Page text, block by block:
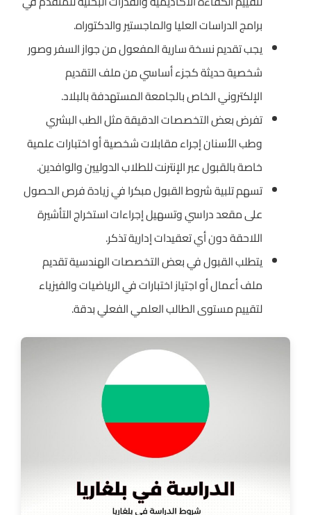
برامج الدراسات العليا والماجستير والدكتوراه.
يجب تقديم نسخة سارية المفعول من جواز السفر وصور
شخصية حديثة كجزء أساسي من ملف التقديم
الإلكتروني الخاص بالجامعة المستهدفة بالبلاد.
تفرض بعض التخصصات الدقيقة مثل الطب البشري
وطب الأسنان إجراء مقابلات شخصية أو اختبارات علمية
خاصة بالقبول عبر الإنترنت للطلاب الدوليين والوافدين.
تسهم تلبية شروط القبول مبكرا في زيادة فرص الحصول
على مقعد دراسي وتسهيل إجراءات استخراج التأشيرة
اللاحقة دون أي تعقيدات إدارية تذكر.
يتطلب القبول في بعض التخصصات الهندسية تقديم
ملف أعمال أو اجتياز اختبارات في الرياضيات والفيزياء
لتقييم مستوى الطالب العلمي الفعلي بدقة.